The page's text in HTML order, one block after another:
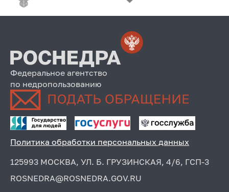
Федеральное агентство
по недропользованию
Политика обработки персональных данных
125993 МОСКВА, УЛ. Б. ГРУЗИНСКАЯ, 4/6, ГСП-3
ROSNEDRA@ROSNEDRA.GOV.RU